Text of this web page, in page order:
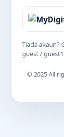
Tiada akaun?
guest/
© 2025 All